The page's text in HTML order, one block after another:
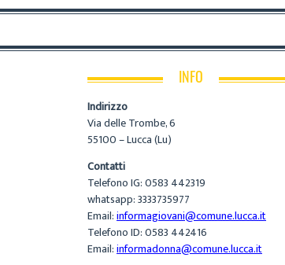
INFO
Indirizzo
Via delle Trombe, 6
55100 – Lucca (Lu)
Contatti
Telefono IG: 0583 442319
whatsapp: 3333735977
Email:informagiovani@comune.lucca.it
Telefono ID: 0583 442416
Email:informadonna@comune.lucca.it